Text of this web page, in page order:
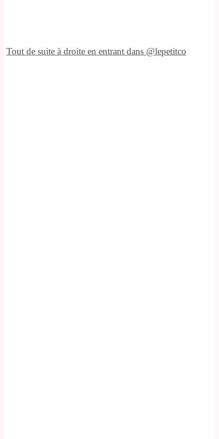
Tout de suite à droite en entrant dans @lepetitco